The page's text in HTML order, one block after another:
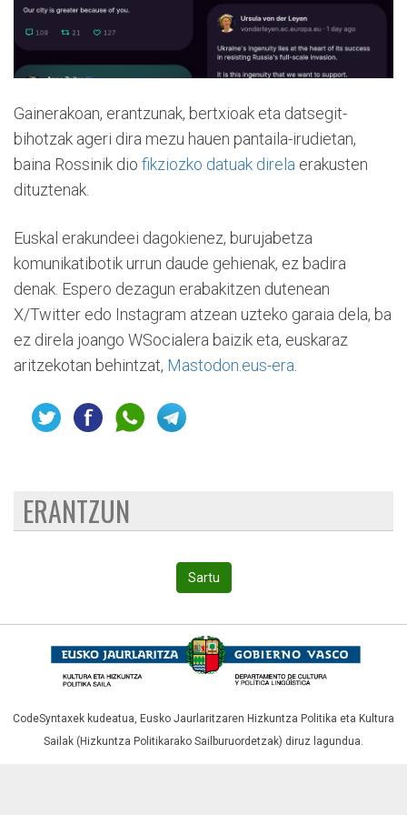
Gainerakoan, erantzunak, bertxioak eta datsegit-
bihotzak ageri dira mezu hauen pantaila-irudietan,
baina Rossinik dio fikziozko datuak direla erakusten
dituztenak.
Euskal erakundeei dagokienez, burujabetza
komunikatibotik urrun daude gehienak, ez badira
denak. Espero dezagun erabakitzen dutenean
X/Twitter edo Instagram atzean uzteko garaia dela, ba
ez direla joango WSocialera baizik eta, euskaraz
aritzekotan behintzat, Mastodon.eus-era
ERANTZUN
Sartu
CodeSyntaxek kudeatua, Eusko Jaurlaritzaren Hizkuntza Politika eta Kultura
Sailak (Hizkuntza Politikarako Sailburuordetzak) diruz lagundua.